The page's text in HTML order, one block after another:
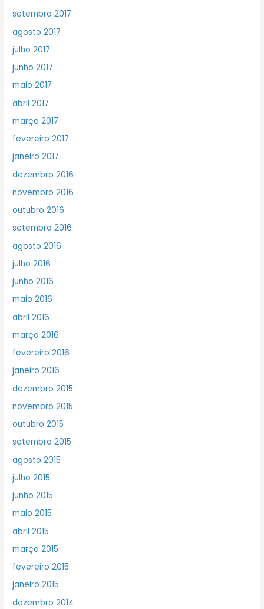
setembro 2017
agosto 2017
julho 2017
junho 2017
maio 2017
abril 2017
março 2017
fevereiro 2017
janeiro 2017
dezembro 2016
novembro 2016
outubro 2016
setembro 2016
agosto 2016
julho 2016
junho 2016
maio 2016
abril 2016
março 2016
fevereiro 2016
janeiro 2016
dezembro 2015
novembro 2015
outubro 2015
setembro 2015
agosto 2015
julho 2015
junho 2015
maio 2015
abril 2015
março 2015
fevereiro 2015
janeiro 2015
dezembro 2014